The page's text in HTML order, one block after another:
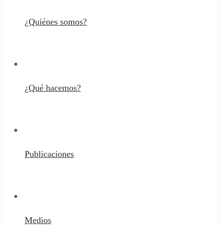
¿Quiénes somos?
¿Qué hacemos?
Publicaciones
Medios